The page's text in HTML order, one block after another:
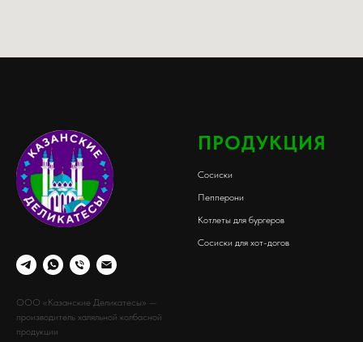
ООО «Казанские Деликатесы» —
производитель халяльной колбасной
продукции
ПРОДУКЦИЯ
Сосиски
Пепперони
Котлеты для бургеров
Сосиски для хот-догов